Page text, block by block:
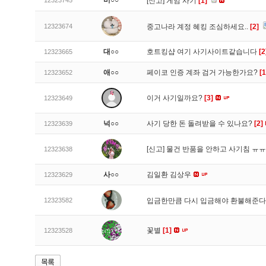
12323674 중고나라 계정 혜킹 조심하세요.. [2]
12323665 대○○ 호트킹샵 여기 사기사이트같습니다 [2]
12323652 애○○ 페이코 인증 계좌 검거 가능한가요?
12323649 이거 사기일까요? [3]
12323639 넉○○ 사기 당한 돈 돌려받을 수 있나요? [2]
12323638 [신고] 물건 반품을 안하고 사기침 ㅠㅠ
12323629 사○○ 김일환 김상우
12323582 입금한만큼 다시 입금해야 환불해준다
12323528 꽃별 [1]